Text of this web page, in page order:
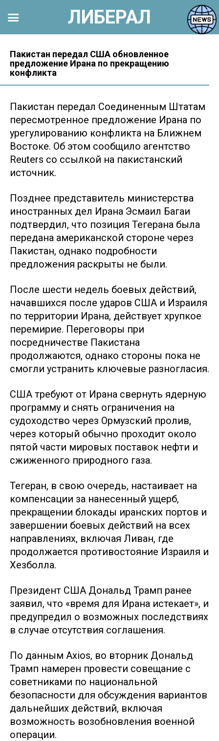
контенту
Пакистан передал США обновленное
предложение Ирана по прекращению
конфликта
Пакистан передал Соединенным Штатам
пересмотренное предложение Ирана по
урегулированию конфликта на Ближнем
Востоке. Об этом сообщило агентство
Reuters со ссылкой на пакистанский
источник.
Позднее представитель министерства
иностранных дел Ирана Эсмаил Багаи
подтвердил, что позиция Тегерана была
передана американской стороне через
Пакистан, однако подробности
предложения раскрыты не были.
После шести недель боевых действий,
начавшихся после ударов США и Израиля
по территории Ирана, действует хрупкое
перемирие. Переговоры при
посредничестве Пакистана
продолжаются, однако стороны пока не
смогли устранить ключевые разногласия.
США требуют от Ирана свернуть ядерную
программу и снять ограничения на
судоходство через Ормузский пролив,
через который обычно проходит около
пятой части мировых поставок нефти и
сжиженного природного газа.
Тегеран, в свою очередь, настаивает на
компенсации за нанесенный ущерб,
прекращении блокады иранских портов и
завершении боевых действий на всех
направлениях, включая Ливан, где
продолжается противостояние Израиля и
Хезболла.
Президент США Дональд Трамп ранее
заявил, что «время для Ирана истекает», и
предупредил о возможных последствиях
в случае отсутствия соглашения.
По данным Axios, во вторник Дональд
Трамп намерен провести совещание с
советниками по национальной
безопасности для обсуждения вариантов
дальнейших действий, включая
возможность возобновления военной
операции.
ЛИБЕРАЛ